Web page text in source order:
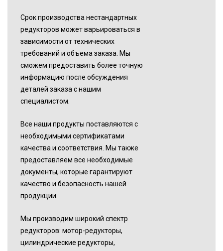
Срок производства нестандартных
редукторов может варьироваться в
зависимости от технических
требований и объема заказа. Мы
сможем предоставить более точную
информацию после обсуждения
деталей заказа с нашим
специалистом.
Все наши продукты поставляются с
необходимыми сертификатами
качества и соответствия. Мы также
предоставляем все необходимые
документы, которые гарантируют
качество и безопасность нашей
продукции.
Мы производим широкий спектр
редукторов: мотор-редукторы,
цилиндрические редукторы,